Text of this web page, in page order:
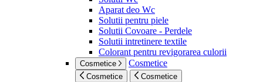
Aparat deo Wc
Solutii pentru piele
Solutii Covoare - Perdele
Solutii intretinere textile
Colorant pentru revigorarea culorii
Cosmetice Cosmetice
Cosmetice Cosmetice